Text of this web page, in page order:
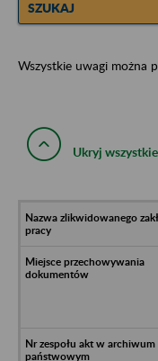
SZUKAJ
Wszystkie uwagi można
Ukryj